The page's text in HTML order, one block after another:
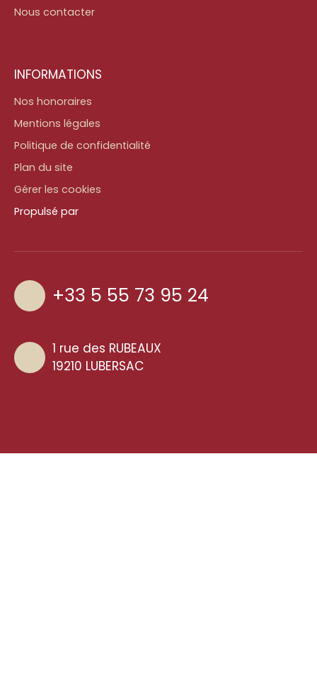
Nous contacter
INFORMATIONS
Nos honoraires
Mentions légales
Politique de confidentialité
Plan du site
Gérer les cookies
Propulsé par
+33 5 55 73 95 24
1 rue des RUBEAUX
19210 LUBERSAC